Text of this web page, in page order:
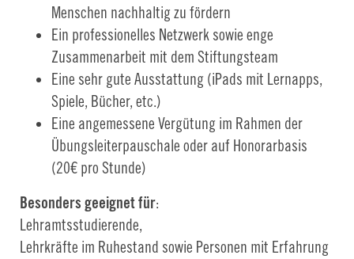
Menschen nachhaltig zu fördern
Ein professionelles Netzwerk sowie enge
Zusammenarbeit mit dem Stiftungsteam
Eine sehr gute Ausstattung (iPads mit Lernapps,
Spiele, Bücher, etc.)
Eine angemessene Vergütung im Rahmen der
Übungsleiterpauschale oder auf Honorarbasis
(20€ pro Stunde)
Besonders geeignet für:
Lehramtsstudierende,
Lehrkräfte im Ruhestand sowie Personen mit Erfahrung